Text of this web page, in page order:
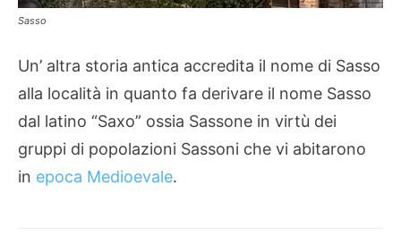
Sasso
Un’ altra storia antica accredita il nome di Sasso
alla località in quanto fa derivare il nome Sasso
dal latino “Saxo” ossia Sassone in virtù dei
gruppi di popolazioni Sassoni che vi abitarono
in epoca Medioevale.